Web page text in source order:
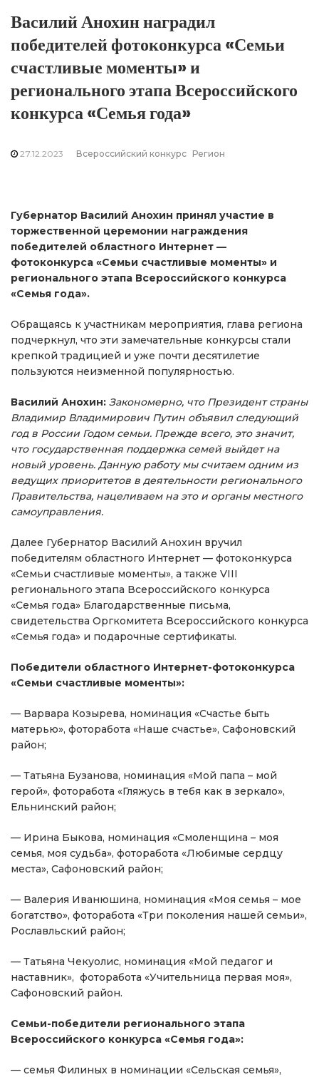
Василий Анохин наградил
победителей фотоконкурса «Семьи
счастливые моменты» и
регионального этапа Всероссийского
конкурса «Семья года»
27.12.2023 Всероссийский конкурс Регион
Губернатор Василий Анохин принял участие в
торжественной церемонии награждения
победителей областного Интернет —
фотоконкурса «Семьи счастливые моменты» и
регионального этапа Всероссийского конкурса
«Семья года».
Обращаясь к участникам мероприятия, глава региона
подчеркнул, что эти замечательные конкурсы стали
крепкой традицией и уже почти десятилетие
пользуются неизменной популярностью.
Василий Анохин: Закономерно, что Президент страны
Владимир Владимирович Путин объявил следующий
год в России Годом семьи. Прежде всего, это значит,
что государственная поддержка семей выйдет на
новый уровень. Данную работу мы считаем одним из
ведущих приоритетов в деятельности регионального
Правительства, нацеливаем на это и органы местного
самоуправления.
Далее Губернатор Василий Анохин вручил
победителям областного Интернет — фотоконкурса
«Семьи счастливые моменты», а также VIII
регионального этапа Всероссийского конкурса
«Семья года» Благодарственные письма,
свидетельства Оргкомитета Всероссийского конкурса
«Семья года» и подарочные сертификаты.
Победители областного Интернет-фотоконкурса
«Семьи счастливые моменты»:
— Варвара Козырева, номинация «Счастье быть
матерью», фоторабота «Наше счастье», Сафоновский
район;
— Татьяна Бузанова, номинация «Мой папа – мой
герой», фоторабота «Гляжусь в тебя как в зеркало»,
Ельнинский район;
— Ирина Быкова, номинация «Смоленщина – моя
семья, моя судьба», фоторабота «Любимые сердцу
места», Сафоновский район;
— Валерия Иванюшина, номинация «Моя семья – мое
богатство», фоторабота «Три поколения нашей семьи»,
Рославльский район;
— Татьяна Чекуолис, номинация «Мой педагог и
наставник», фоторабота «Учительница первая моя»,
Сафоновский район.
Семьи-победители регионального этапа
Всероссийского конкурса «Семья года»:
— семья Филиных в номинации «Сельская семья»,